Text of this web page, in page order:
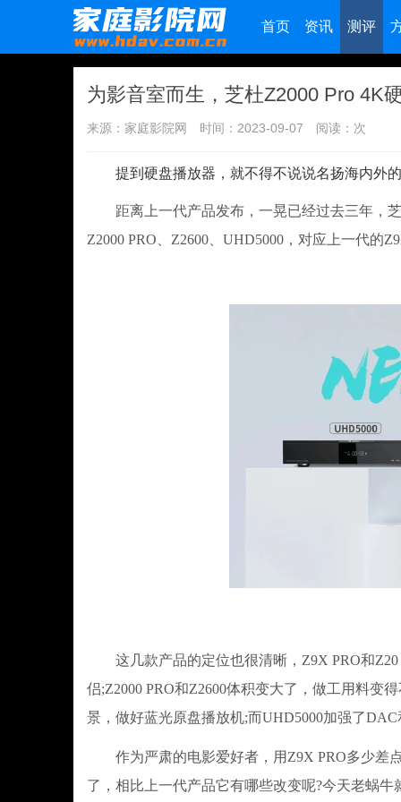
首页 资讯 测评
为影音室而生，芝杜Z2000 Pro 4K
来源：家庭影院网 时间：2023-09-07 阅读： 次
提到硬盘播放器，就不得不说说名扬海内外
距离上一代产品发布，一晃已经过去三年，芝
Z2000 PRO、Z2600、UHD5000，对应上一代的
这几款产品的定位也很清晰，Z9X PRO和Z20
侣;Z2000 PRO和Z2600体积变大了，做工用料变
景，做好蓝光原盘播放机;而UHD5000加强了
作为严肃的电影爱好者，用Z9X PRO多少差点
了，相比上一代产品它有哪些改变呢?今天老蜗牛